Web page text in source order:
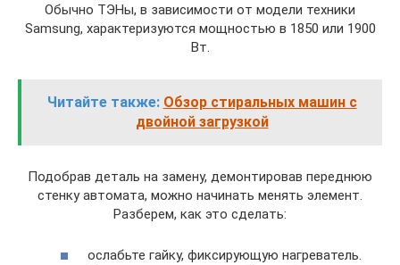
Обычно ТЭНы, в зависимости от модели техники
Samsung, характеризуются мощностью в 1850 или 1900
Вт.
Читайте также: Обзор стиральных машин с
двойной загрузкой
Подобрав деталь на замену, демонтировав переднюю
стенку автомата, можно начинать менять элемент.
Разберем, как это сделать:
ослабьте гайку, фиксирующую нагреватель.